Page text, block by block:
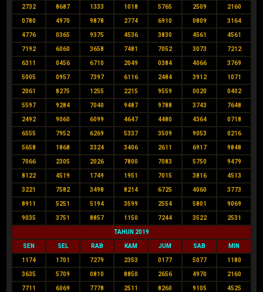
2732 8687 1333 1018 5765 2509 2160
0780 4970 9878 2774 6910 0809 3164
4776 0365 9375 4536 3830 4561 4561
7192 6060 3658 7481 7052 3073 7212
6311 0456 6710 2049 0384 4066 3769
5005 0957 7397 6116 2484 3912 1071
2061 8275 1255 2215 9559 0020 0402
5597 9284 7040 9487 9788 3743 7648
2492 9060 6099 4647 4480 4364 0718
6555 7952 6269 5337 3509 9053 0216
5658 1868 3324 3406 2611 6917 9848
7066 2305 2026 7800 7083 5750 9479
8122 4519 1749 1951 7015 3816 4513
3221 7582 3498 8214 6725 4060 3773
8911 5251 5194 3599 2554 5801 9069
9035 3751 8857 1150 7244 3522 2531
TAHUN 2019
SEN SEL RAB KAM JUM SAB MIN
1174 1701 7279 2353 0177 5077 1180
3635 5709 0810 8850 2656 4970 2160
7711 6069 7778 2511 8260 9105 4525